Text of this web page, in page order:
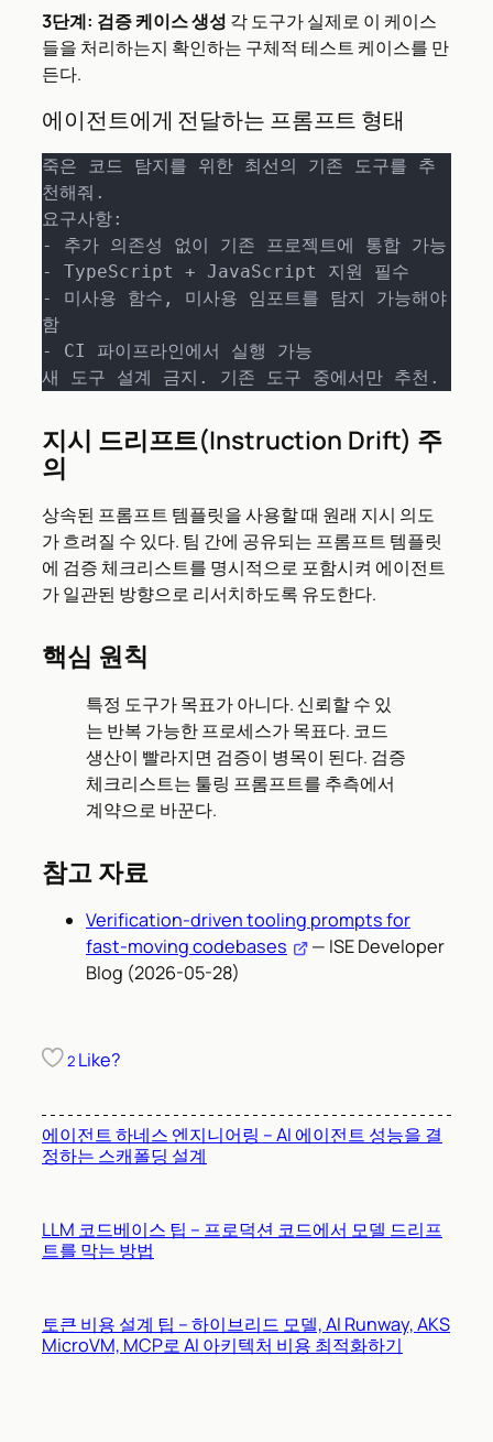
3단계: 검증 케이스 생성 각 도구가 실제로 이 케이스
들을 처리하는지 확인하는 구체적 테스트 케이스를 만
든다.
에이전트에게 전달하는 프롬프트 형태
죽은 코드 탐지를 위한 최선의 기존 도구를 추
천해줘.
요구사항:
- 추가 의존성 없이 기존 프로젝트에 통합 가능
- TypeScript + JavaScript 지원 필수
- 미사용 함수, 미사용 임포트를 탐지 가능해야
함
- CI 파이프라인에서 실행 가능
새 도구 설계 금지. 기존 도구 중에서만 추천.
지시 드리프트(Instruction Drift) 주
의
상속된 프롬프트 템플릿을 사용할 때 원래 지시 의도
가 흐려질 수 있다. 팀 간에 공유되는 프롬프트 템플릿
에 검증 체크리스트를 명시적으로 포함시켜 에이전트
가 일관된 방향으로 리서치하도록 유도한다.
핵심 원칙
특정 도구가 목표가 아니다. 신뢰할 수 있
는 반복 가능한 프로세스가 목표다. 코드
생산이 빨라지면 검증이 병목이 된다. 검증
체크리스트는 툴링 프롬프트를 추측에서
계약으로 바꾼다.
참고 자료
Verification-driven tooling prompts for
fast-moving codebases
— ISE Developer
Blog (2026-05-28)
2 Like?
에이전트 하네스 엔지니어링 – AI 에이전트 성능을 결
정하는 스캐폴딩 설계
LLM 코드베이스 팁 – 프로덕션 코드에서 모델 드리프
트를 막는 방법
토큰 비용 설계 팁 – 하이브리드 모델, AI Runway, AKS
MicroVM, MCP로 AI 아키텍처 비용 최적화하기